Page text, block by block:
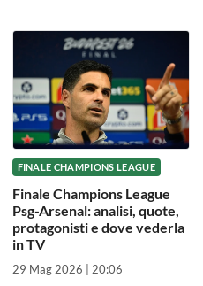
FINALE CHAMPIONS LEAGUE
Finale Champions League
Psg-Arsenal: analisi, quote,
protagonisti e dove vederla
in TV
29 Mag 2026 | 20:06